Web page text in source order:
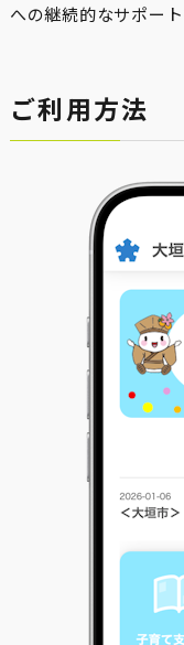
への継続的なサポート
ご利用方法